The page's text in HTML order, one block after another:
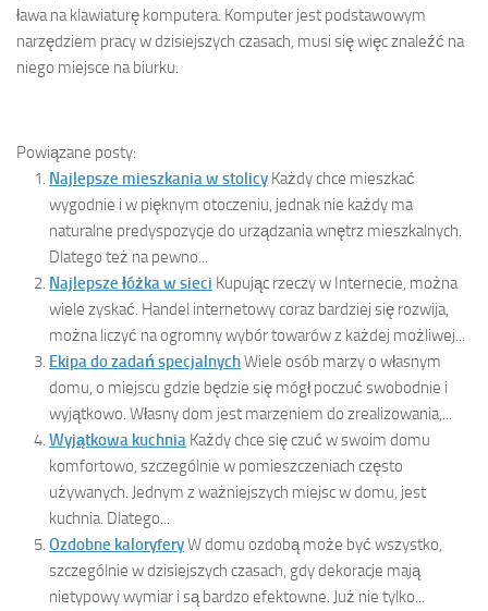
ława na klawiaturę komputera. Komputer jest podstawowym
narzędziem pracy w dzisiejszych czasach, musi się więc znaleźć na
niego miejsce na biurku.
Powiązane posty:
Najlepsze mieszkania w stolicy Każdy chce mieszkać
wygodnie i w pięknym otoczeniu, jednak nie każdy ma
naturalne predyspozycje do urządzania wnętrz mieszkalnych.
Dlatego też na pewno...
Najlepsze łóżka w sieci Kupując rzeczy w Internecie, można
wiele zyskać. Handel internetowy coraz bardziej się rozwija,
można liczyć na ogromny wybór towarów z każdej możliwej...
Ekipa do zadań specjalnychWiele osób marzy o własnym
domu, o miejscu gdzie będzie się mógł poczuć swobodnie i
wyjątkowo. Własny dom jest marzeniem do zrealizowania,...
Wyjątkowa kuchnia Każdy chce się czuć w swoim domu
komfortowo, szczególnie w pomieszczeniach często
używanych. Jednym z ważniejszych miejsc w domu, jest
kuchnia. Dlatego...
Ozdobne kaloryferyW domu ozdobą może być wszystko,
szczególnie w dzisiejszych czasach, gdy dekoracje mają
nietypowy wymiar i są bardzo efektowne. Już nie tylko...